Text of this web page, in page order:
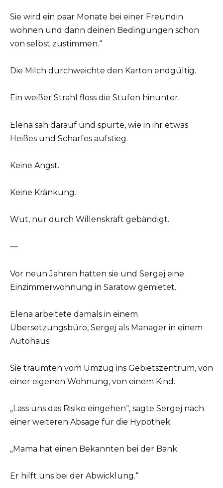
Sie wird ein paar Monate bei einer Freundin
wohnen und dann deinen Bedingungen schon
von selbst zustimmen.“
Die Milch durchweichte den Karton endgültig.
Ein weißer Strahl floss die Stufen hinunter.
Elena sah darauf und spürte, wie in ihr etwas
Heißes und Scharfes aufstieg.
Keine Angst.
Keine Kränkung.
Wut, nur durch Willenskraft gebändigt.
—
Vor neun Jahren hatten sie und Sergej eine
Einzimmerwohnung in Saratow gemietet.
Elena arbeitete damals in einem
Übersetzungsbüro, Sergej als Manager in einem
Autohaus.
Sie träumten vom Umzug ins Gebietszentrum, von
einer eigenen Wohnung, von einem Kind.
„Lass uns das Risiko eingehen“, sagte Sergej nach
einer weiteren Absage für die Hypothek.
„Mama hat einen Bekannten bei der Bank.
Er hilft uns bei der Abwicklung.“